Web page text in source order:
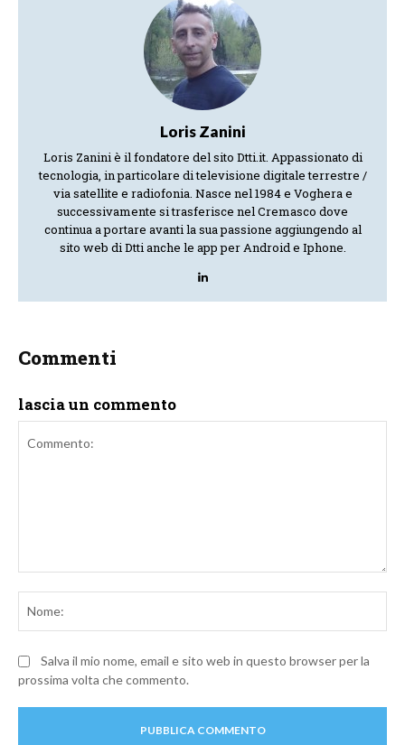
Loris Zanini
Loris Zanini è il fondatore del sito Dtti.it. Appassionato di
tecnologia, in particolare di televisione digitale terrestre /
via satellite e radiofonia. Nasce nel 1984 e Voghera e
successivamente si trasferisce nel Cremasco dove
continua a portare avanti la sua passione aggiungendo al
sito web di Dtti anche le app per Android e Iphone.
Commenti
lascia un commento
Salva il mio nome, email e sito web in questo browser per la
prossima volta che commento.